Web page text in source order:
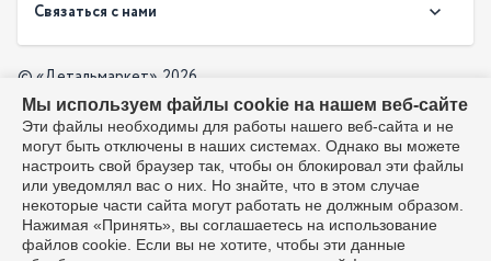
О компании
Доставка
Оптовый прайс-лист
Оплата
Производители
Политика в отношении обработки персональных данных
Скачать прайс в PDF
Связаться с нами
info@detalmarket.ru
Перезвоните мне
© «Детальмаркет», 2026
Разработка:
Все упоминания товарных знаков (включая LADA и АвтоВАЗ)
используются исключительно для указания совместимости
товаров и соответствуют положениям ст. 1487, 1484
Гражданского кодекса РФ. Интернет-магазин не является
официальным дистрибьютором или представителем ПАО
Мы используем файлы cookie на нашем веб-сайте
Эти файлы необходимы для работы нашего веб-сайта и не
могут быть отключены в наших системах. Однако вы можете
настроить свой браузер так, чтобы он блокировал эти файлы
или уведомлял вас о них. Но знайте, что в этом случае
некоторые части сайта могут работать не должным образом.
Нажимая «Принять», вы соглашаетесь на использование
файлов cookie. Если вы не хотите, чтобы эти данные